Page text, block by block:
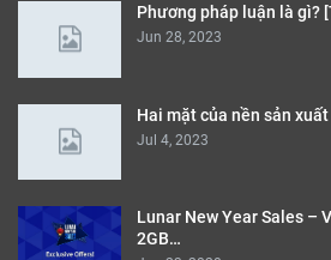
Phương pháp luận là gì?
Jun 28, 2023
Hai mặt của nền sản xuất
Jul 4, 2023
Lunar New Year Sales –
2GB…